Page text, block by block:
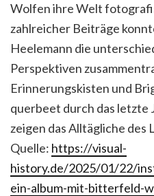
Wolfen ihre Welt
zahlreicher Beiträge
Heelemann die
Perspektiven
Erinnerungskisten und
querbeet durch das letzte
zeigen das Alltägliche des
Quelle: https://visual-
history.de/2025/01/22/
ein-album-mit-bitterfeld-